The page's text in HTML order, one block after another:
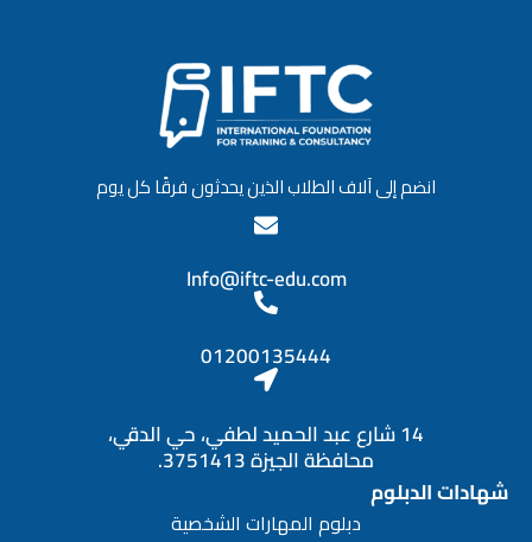
شهادات الدبلوم
دبلوم المهارات الشخصية
انضم إلى آلاف الطلاب الذين يحدثون فرقًا كل يوم
Info@iftc-edu.com
01200135444
14 شارع عبد الحميد لطفي، حي الدقي،
محافظة الجيزة 3751413.